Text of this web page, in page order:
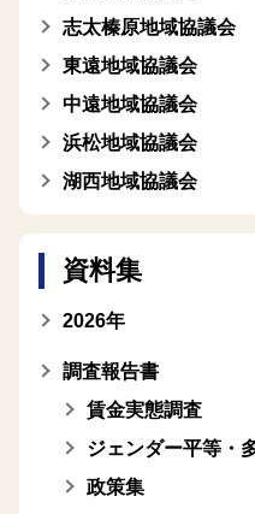
志太榛原地域協議会
東遠地域協議会
中遠地域協議会
浜松地域協議会
湖西地域協議会
資料集
2026年
調査報告書
賃金実態調査
ジェンダー平等・
政策集